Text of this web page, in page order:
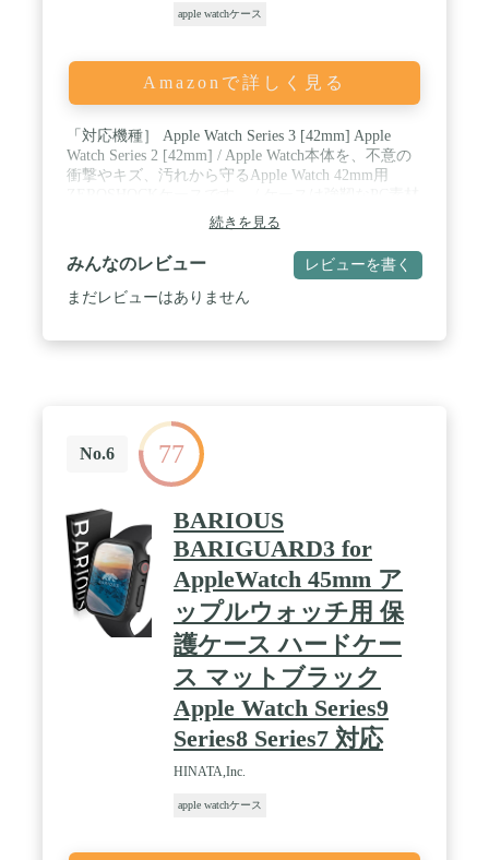
apple watchケース
Amazonで詳しく見る
「対応機種］ Apple Watch Series 3 [42mm] Apple
Watch Series 2 [42mm] / Apple Watch本体を、不意の
衝撃やキズ、汚れから守るApple Watch 42mm用
によるフレーム部と柔軟なTPU素材による本体部か
らなるデュアルストラクチャー(2重構造)です。 / フ
レーム部は凸形状で周辺を囲むことにより液晶部へ
の不意の接触を保護し、柔軟なTPU素材の本体部が
衝撃を緩和します。 / 側面操作部をTPU素材で保護
続きを見る
みんなのレビュー レビューを書く
まだレビューはありません
No.6 77
BARIOUS
BARIGUARD3 for
AppleWatch 45mm ア
ップルウォッチ用 保
護ケース ハードケー
ス マットブラック
Apple Watch Series9
Series8 Series7 対応
HINATA,Inc.
apple watchケース